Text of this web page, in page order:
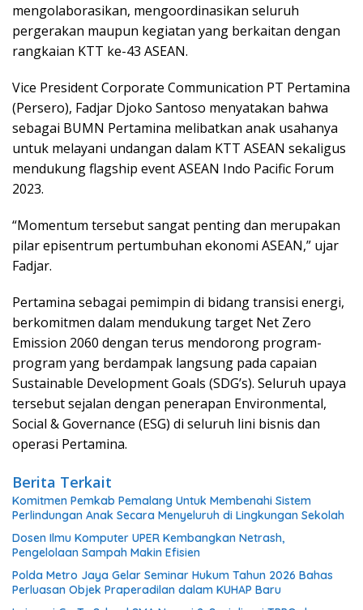
mengolaborasikan, mengoordinasikan seluruh
pergerakan maupun kegiatan yang berkaitan dengan
rangkaian KTT ke-43 ASEAN.
Vice President Corporate Communication PT Pertamina
(Persero), Fadjar Djoko Santoso menyatakan bahwa
sebagai BUMN Pertamina melibatkan anak usahanya
untuk melayani undangan dalam KTT ASEAN sekaligus
mendukung flagship event ASEAN Indo Pacific Forum
2023.
“Momentum tersebut sangat penting dan merupakan
pilar episentrum pertumbuhan ekonomi ASEAN,” ujar
Fadjar.
Pertamina sebagai pemimpin di bidang transisi energi,
berkomitmen dalam mendukung target Net Zero
Emission 2060 dengan terus mendorong program-
program yang berdampak langsung pada capaian
Sustainable Development Goals (SDG’s). Seluruh upaya
tersebut sejalan dengan penerapan Environmental,
Social & Governance (ESG) di seluruh lini bisnis dan
operasi Pertamina.
Berita Terkait
Komitmen Pemkab Pemalang Untuk Membenahi Sistem
Perlindungan Anak Secara Menyeluruh di Lingkungan Sekolah
Dosen Ilmu Komputer UPER Kembangkan Netrash,
Pengelolaan Sampah Makin Efisien
Polda Metro Jaya Gelar Seminar Hukum Tahun 2026 Bahas
Perluasan Objek Praperadilan dalam KUHAP Baru